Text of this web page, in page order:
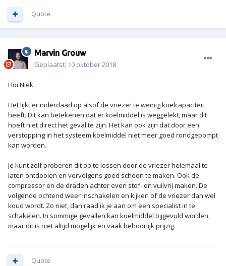
Quote
Marvin Grouw
Geplaatst: 10 oktober 2018
Hoi Niek,
Het lijkt er inderdaad op alsof de vriezer te weinig koelcapaciteit
heeft. Dit kan betekenen dat er koelmiddel is weggelekt, maar dit
hoeft niet direct het geval te zijn. Het kan ook zijn dat door een
verstopping in het systeem koelmiddel niet meer goed rondgepompt
kan worden.
Je kunt zelf proberen dit op te lossen door de vriezer helemaal te
laten ontdooien en vervolgens goed schoon te maken. Ook de
compressor en de draden achter even stof- en vuilvrij maken. De
volgende ochtend weer inschakelen en kijken of de vriezer dan wel
koud wordt. Zo niet, dan raad ik je aan om een specialist in te
schakelen. In sommige gevallen kan koelmiddel bijgevuld worden,
maar dit is niet altijd mogelijk en vaak behoorlijk prijzig.
Quote